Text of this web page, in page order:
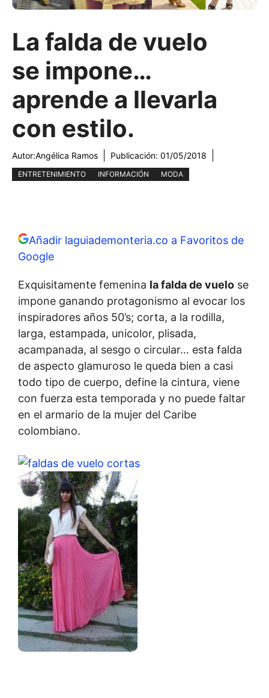
La falda de vuelo
se impone…
aprende a llevarla
con estilo.
Autor:Angélica Ramos Publicación: 01/05/2018
ENTRETENIMIENTO INFORMACIÓN MODA
Añadir laguiademonteria.co a Favoritos de
Google
Exquisitamente femenina la falda de vuelo se
impone ganando protagonismo al evocar los
inspiradores años 50’s; corta, a la rodilla,
larga, estampada, unicolor, plisada,
acampanada, al sesgo o circular… esta falda
de aspecto glamuroso le queda bien a casi
todo tipo de cuerpo, define la cintura, viene
con fuerza esta temporada y no puede faltar
en el armario de la mujer del Caribe
colombiano.